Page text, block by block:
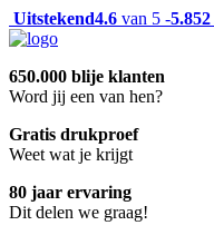
Uitstekend4.6 van 5 -5.852
650.000 blije klanten
Word jij een van hen?
Gratis drukproef
Weet wat je krijgt
80 jaar ervaring
Dit delen we graag!